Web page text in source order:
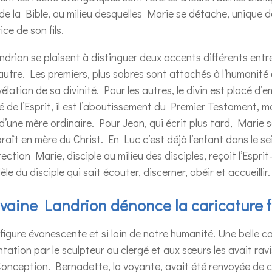
la Bible, au milieu desquelles Marie se détache, unique
de son fils.
se plaisent à distinguer deux accents différents
Les premiers, plus sobres sont attachés à
de sa divinité. Pour les autres, le divin est placé
l’Esprit, il est l’aboutissement du Premier Testament,
mère ordinaire. Pour Jean, qui écrit plus tard, Marie
en mère du Christ. En Luc c’est déjà l’enfant dans le
Marie, disciple au milieu des disciples, reçoit
du disciple qui sait écouter, discerner, obéir et accueillir.
Landrion dénonce la
évanescente et si loin de notre humanité. Une belle
par le sculpteur au clergé et aux sœurs les avait
Bernadette, la voyante, avait été renvoyée de